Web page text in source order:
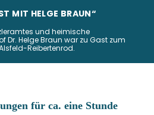
MIT HELGE BRAUN“
und heimische
Dr. Helge Braun war zu Gast zum
Reibertenrod.
für ca. eine Stunde